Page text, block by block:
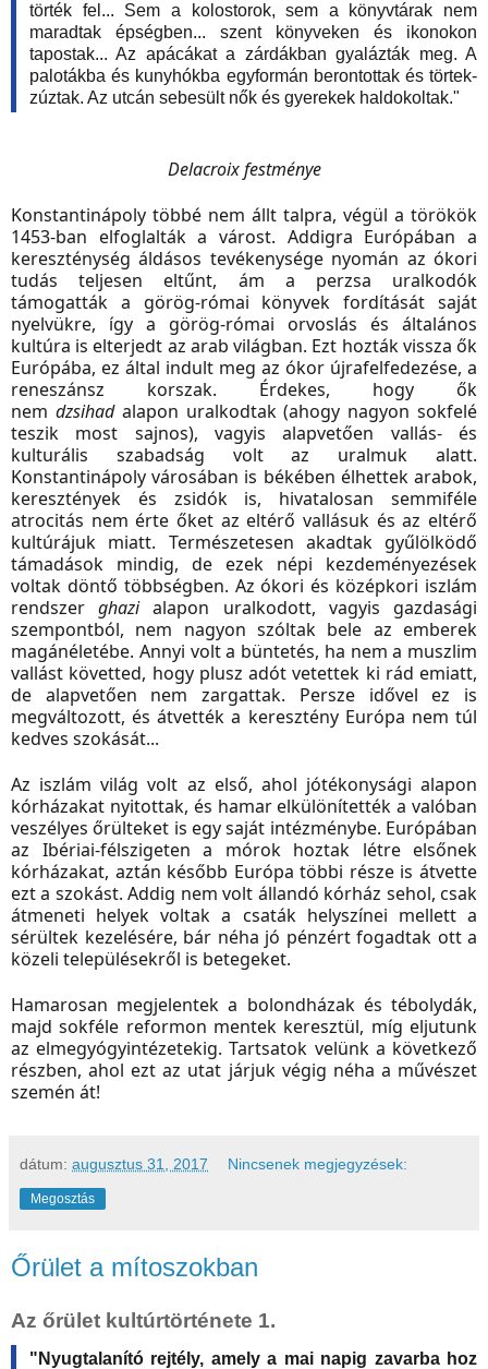
törték fel... Sem a kolostorok, sem a könyvtárak nem
maradtak épségben... szent könyveken és ikonokon
tapostak... Az apácákat a zárdákban gyalázták meg. A
palotákba és kunyhókba egyformán berontottak és törtek-
zúztak. Az utcán sebesült nők és gyerekek haldokoltak."
Delacroix festménye
Konstantinápoly többé nem állt talpra, végül a törökök
1453-ban elfoglalták a várost. Addigra Európában a
kereszténység áldásos tevékenysége nyomán az ókori
tudás teljesen eltűnt, ám a perzsa uralkodók
támogatták a görög-római könyvek fordítását saját
nyelvükre, így a görög-római orvoslás és általános
kultúra is elterjedt az arab világban. Ezt hozták vissza ők
Európába, ez által indult meg az ókor újrafelfedezése, a
reneszánsz korszak. Érdekes, hogy ők
nem dzsihadalapon uralkodtak (ahogy nagyon sokfelé
teszik most sajnos), vagyis alapvetően vallás- és
kulturális szabadság volt az uralmuk alatt.
Konstantinápoly városában is békében élhettek arabok,
keresztények és zsidók is, hivatalosan semmiféle
atrocitás nem érte őket az eltérő vallásuk és az eltérő
kultúrájuk miatt. Természetesen akadtak gyűlölködő
támadások mindig, de ezek népi kezdeményezések
voltak döntő többségben. Az ókori és középkori iszlám
rendszerghazialapon uralkodott, vagyis gazdasági
szempontból, nem nagyon szóltak bele az emberek
magánéletébe. Annyi volt a büntetés, ha nem a muszlim
vallást követted, hogy plusz adót vetettek ki rád emiatt,
de alapvetően nem zargattak. Persze idővel ez is
megváltozott, és átvették a keresztény Európa nem túl
kedves szokását...
Az iszlám világ volt az első, ahol jótékonysági alapon
kórházakat nyitottak, és hamar elkülönítették a valóban
veszélyes őrülteket is egy saját intézménybe. Európában
az Ibériai-félszigeten a mórok hoztak létre elsőnek
kórházakat, aztán később Európa többi része is átvette
ezt a szokást. Addig nem volt állandó kórház sehol, csak
átmeneti helyek voltak a csaták helyszínei mellett a
sérültek kezelésére, bár néha jó pénzért fogadtak ott a
közeli településekről is betegeket.
Hamarosan megjelentek a bolondházak és tébolydák,
majd sokféle reformon mentek keresztül, míg eljutunk
az elmegyógyintézetekig. Tartsatok velünk a következő
részben, ahol ezt az utat járjuk végig néha a művészet
szemén át!
dátum: augusztus 31, 2017 Nincsenek megjegyzések:
Megosztás
Őrület a mítoszokban
Az őrület kultúrtörténete 1.
"Nyugtalanító rejtély, amely a mai napig zavarba hoz